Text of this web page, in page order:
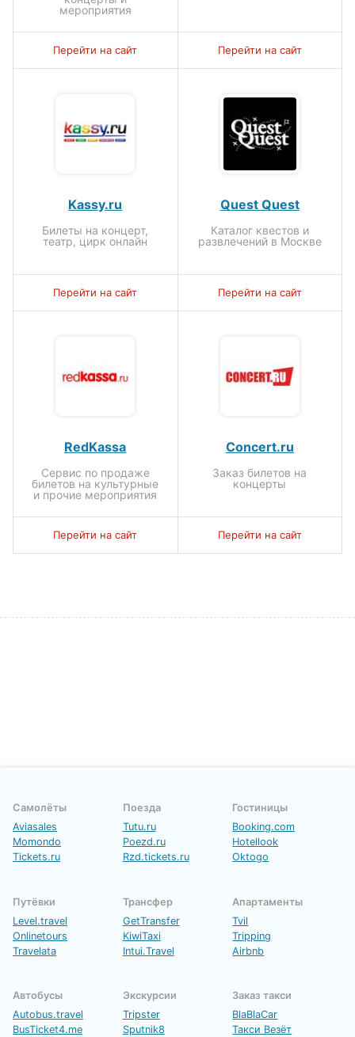
мероприятия
Перейти на сайт Перейти на сайт
Kassy.ru
Билеты на концерт,
театр, цирк онлайн
Перейти на сайт
Quest Quest
Каталог квестов и
развлечений в Москве
Перейти на сайт
RedKassa
Сервис по продаже
билетов на культурные
и прочие мероприятия
Перейти на сайт
Concert.ru
Заказ билетов на
концерты
Перейти на сайт
Самолёты
Aviasales
Momondo
Tickets.ru
Поезда
Tutu.ru
Poezd.ru
Rzd.tickets.ru
Гостиницы
Booking.com
Hotellook
Oktogo
Путёвки
Level.travel
Onlinetours
Travelata
Трансфер
GetTransfer
KiwiTaxi
Intui.Travel
Апартаменты
Tvil
Tripping
Airbnb
Автобусы
Autobus.travel
BusTicket4.me
Экскурсии
Tripster
Sputnik8
Заказ такси
BlaBlaCar
Такси Везёт